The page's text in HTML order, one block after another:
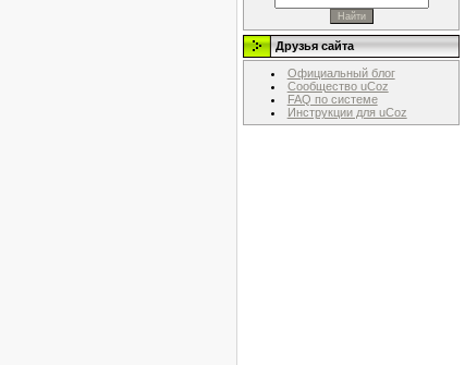
Друзья сайта
Официальный блог
Сообщество uCoz
FAQ по системе
Инструкции для uCoz